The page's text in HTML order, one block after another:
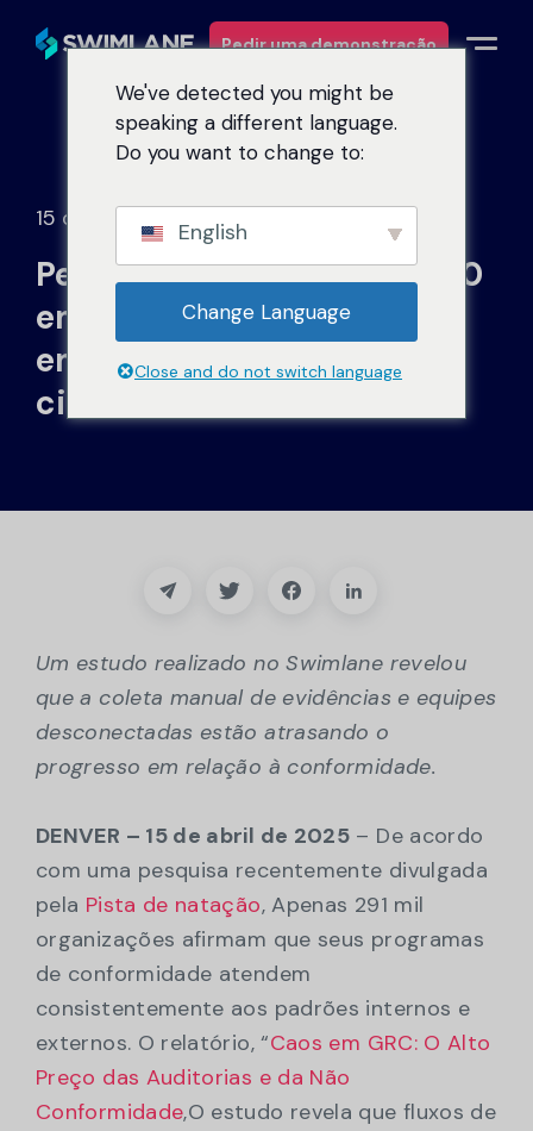
Pedir uma demonstração
Porquê a Swimlane
Soluções
Produtos
Serviços
Recursos
Apoio
Português
Pedir uma demonstração
15 de abril de 2025
Pesquisa revela que 711.000
empresas podem reprovar
em uma auditoria
cibernética.
Um estudo realizado no Swimlane revelou
que a coleta manual de evidências e equipes
desconectadas estão atrasando o
progresso em relação à conformidade.
DENVER – 15 de abril de 2025 – De acordo
com uma pesquisa recentemente divulgada
pela Pista de natação, Apenas 291 mil
organizações afirmam que seus programas
de conformidade atendem
consistentemente aos padrões internos e
externos. O relatório, “Caos em GRC: O Alto
Preço das Auditorias e da Não
Conformidade,O estudo revela que fluxos de
We've detected you might be
speaking a different language.
Do you want to change to:
English
Change Language
Close and do not switch language